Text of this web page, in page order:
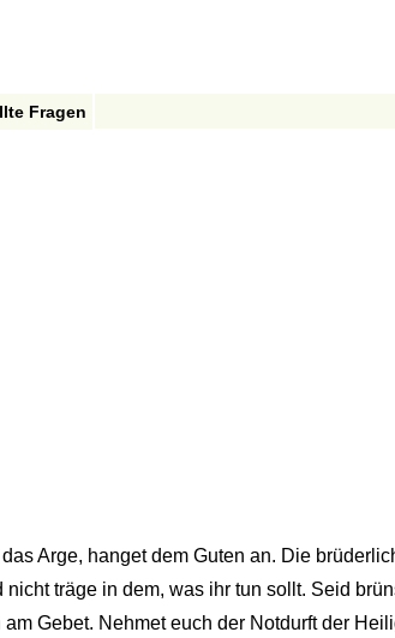
Fragen
Arge, hanget dem Guten an. Die
träge in dem, was ihr tun sollt. Seid
Gebet. Nehmet euch der Notdurft der